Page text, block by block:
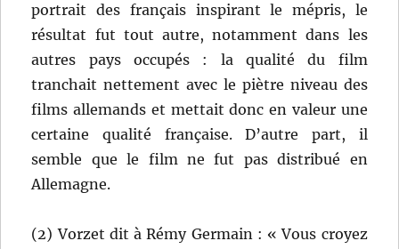
portrait des français inspirant le mépris, le
résultat fut tout autre, notamment dans les
autres pays occupés : la qualité du film
tranchait nettement avec le piètre niveau des
films allemands et mettait donc en valeur une
certaine qualité française. D’autre part, il
semble que le film ne fut pas distribué en
Allemagne.
(2) Vorzet dit à Rémy Germain : « Vous croyez